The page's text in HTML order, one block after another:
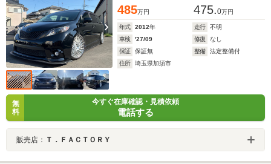
485万円 475.0万円
年式 2012年 走行
不明
車検
'27/09 修復
なし
保証
保証無 整備
法定整備付
住所
埼玉県加須市
無
料
今すぐ在庫確認・見積依頼
電話する
販売店： Ｔ．ＦＡＣＴＯＲＹ